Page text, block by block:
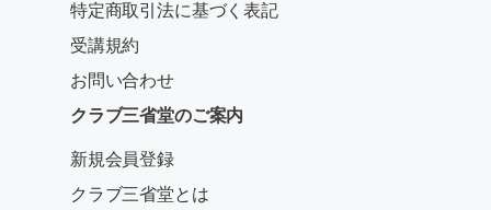
特定商取引法に基づく表記
受講規約
お問い合わせ
クラブ三省堂のご案内
新規会員登録
クラブ三省堂とは